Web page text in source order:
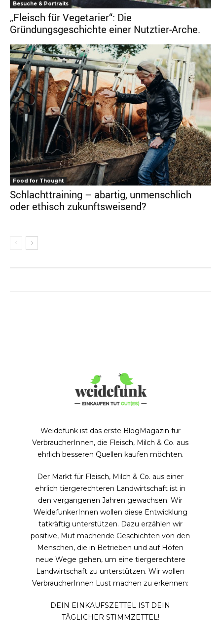
Besuche & Portraits
„Fleisch für Vegetarier“: Die
Gründungsgeschichte einer Nutztier-Arche.
Food for Thought
Schlachttraining – abartig, unmenschlich
oder ethisch zukunftsweisend?
Weidefunk ist das erste BlogMagazin für
VerbraucherInnen, die Fleisch, Milch & Co. aus
ehrlich besseren Quellen kaufen möchten.
Der Markt für Fleisch, Milch & Co. aus einer
ehrlich tiergerechteren Landwirtschaft ist in
den vergangenen Jahren gewachsen. Wir
WeidefunkerInnen wollen diese Entwicklung
tatkräftig unterstützen. Dazu erzählen wir
positive, Mut machende Geschichten von den
Menschen, die in Betrieben und auf Höfen
neue Wege gehen, um eine tiergerechtere
Landwirtschaft zu unterstützen. Wir wollen
VerbraucherInnen Lust machen zu erkennen:
DEIN EINKAUFSZETTEL IST DEIN
TÄGLICHER STIMMZETTEL!